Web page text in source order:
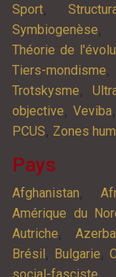
Sport,
Symbiogenèse
Théorie de
Tiers-mondisme,
Trotskysme,
objective, Veviba
PCUS, Zones
Pays
Afghanistan,
Amérique du
Autriche,
Brésil, Bulgarie,